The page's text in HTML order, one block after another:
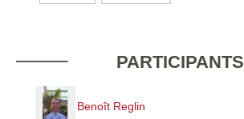
PARTICIPANTS
Benoît Reglin